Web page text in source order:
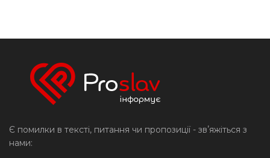
Є помилки в тексті, питання чи пропозиції - звʼяжіться з
нами: